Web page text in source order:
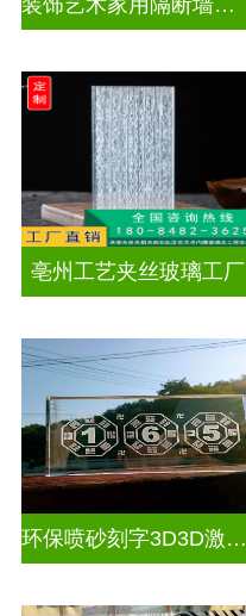
装饰艺术家用隔断墙深雕玻璃
亳州工艺夹丝玻璃工厂
环保喷砂刻字3D3D激光内雕玻璃